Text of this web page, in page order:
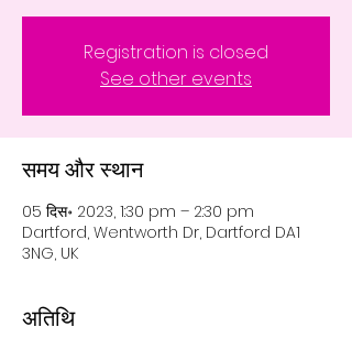
Registration is closed
See other events
समय और स्थान
05 दिस॰ 2023, 1:30 pm – 2:30 pm
Dartford, Wentworth Dr, Dartford DA1
3NG, UK
अतिथि